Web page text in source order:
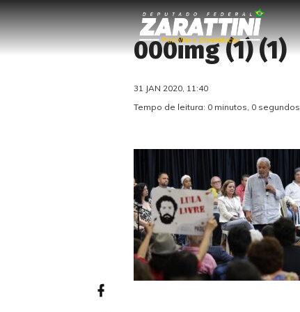
000img (1) (1)
31 JAN 2020, 11:40
Tempo de leitura: 0 minutos, 0 segundos